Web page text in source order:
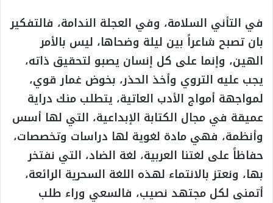
في التأني السلامة، وفي العجلة الندامة، فالتفكير
بان تصبح شاعراً بين ليلة وضحاها، ليس بالأمر
الهين، وإنما على كل إنسان يصبو لتحقيق ذاته،
يجب عليه التروي وأخذ الحذر، بخوض غمار قوي،
لمواجهة أمواج الأدب العاتية، يتطلب منك دراية
عميقة في مجال الكتابة الإبداعية، التي لها أسس
وأنظمة، فهي مادة لغوية لها دراسات وتخصصات،
حفاظاً على لغتنا العربية، لغة الضاد، التي نفتخر
بها، ونعتز بالانتماء لهذه اللغة السحرية الرائعة،
أتمنى لكل مجتهد نصيب، فالسعي وراء طلب